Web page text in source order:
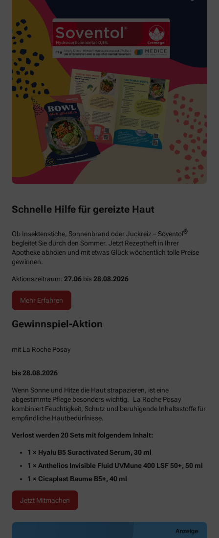
Schnelle Hilfe für gereizte Haut
Ob Insektenstiche, Sonnenbrand oder Juckreiz – Soventol®
begleitet Sie durch den Sommer. Jetzt Rezeptheft in Ihrer
Apotheke abholen und mit etwas Glück wöchentlich tolle Preise
gewinnen.
Aktionszeitraum: 27.06 bis 28.08.2026
Mehr Erfahren
Gewinnspiel-Aktion
mit La Roche Posay
bis 28.08.2026
Wenn Sonne und Hitze die Haut strapazieren, ist eine
abgestimmte Pflege besonders wichtig. La Roche Posay
kombiniert Feuchtigkeit, Schutz und beruhigende Inhaltsstoffe für
empfindliche Hautbedürfnisse.
Verlost werden 20 Sets mit folgendem Inhalt:
1 × Hyalu B5 Suractivated Serum, 30 ml
1 × Anthelios Invisible Fluid UVMune 400 LSF 50+, 50 ml
1 × Cicaplast Baume B5+, 40 ml
Jetzt Mitmachen